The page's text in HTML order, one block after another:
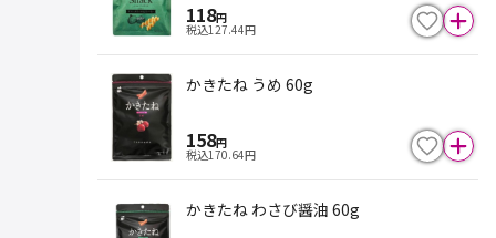
118円
税込127.44円
かきたね うめ 60g
158円
税込170.64円
かきたね わさび醤油 60g